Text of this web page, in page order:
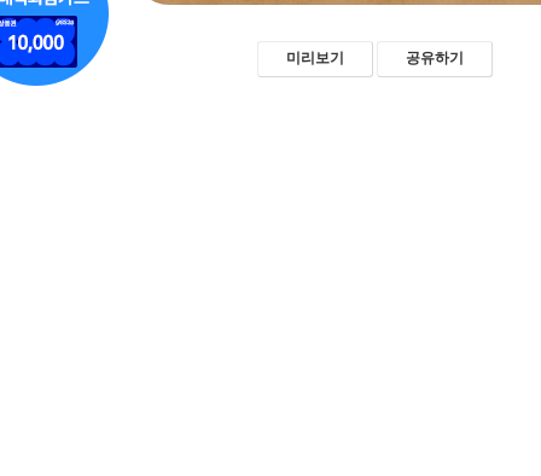
미리보기 공유하기